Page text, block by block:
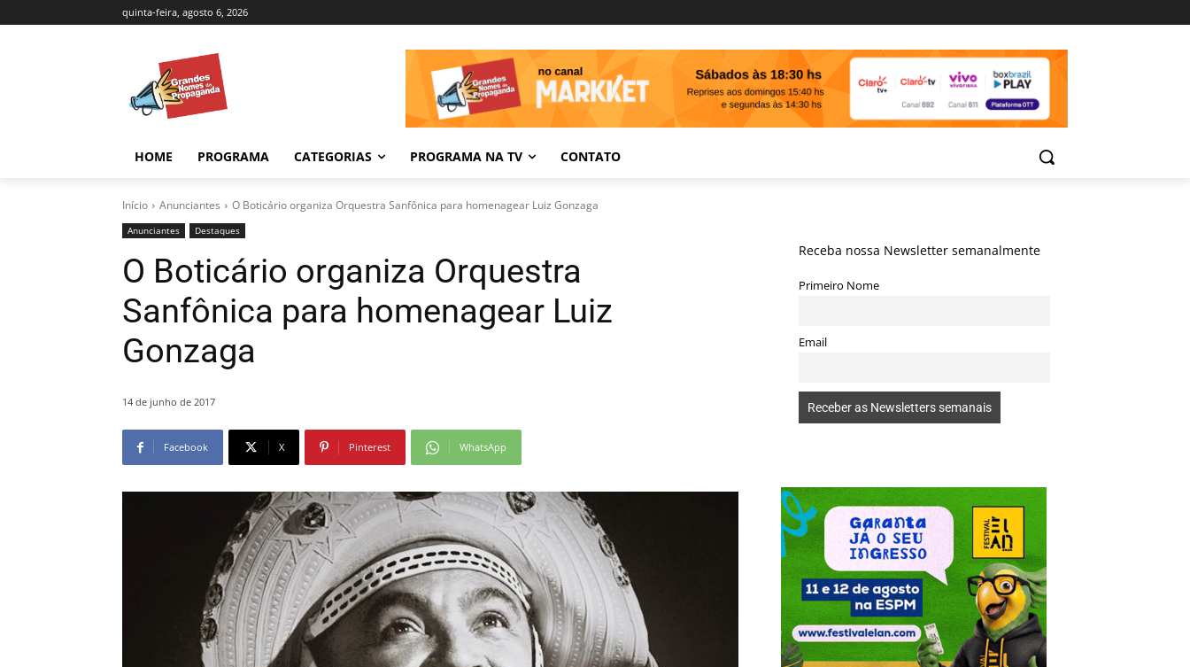
quinta-feira, agosto 6, 2026
HOME PROGRAMA CATEGORIAS PROGRAMA NA TV CONTATO
Início Anunciantes O Boticário organiza Orquestra Sanfônica para homenagear Luiz Gonzaga
Anunciantes Destaques
O Boticário organiza Orquestra
Sanfônica para homenagear Luiz
Gonzaga
14 de junho de 2017
Facebook X Pinterest WhatsApp
Receba nossa Newsletter semanalmente
Primeiro Nome
Email